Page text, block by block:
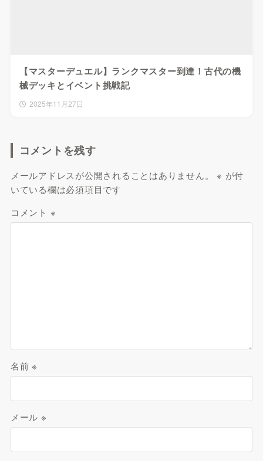
【マスターデュエル】ランクマスター到達！古代の機
械デッキとイベント挑戦記
2025年11月27日
コメントを残す
メールアドレスが公開されることはありません。 ※ が付
いている欄は必須項目です
コメント ※
名前※
メール ※